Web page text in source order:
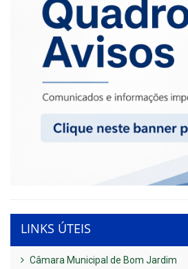
LINKS ÚTEIS
Câmara Municipal de Bom Jardim